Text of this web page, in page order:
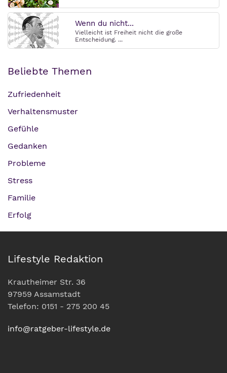
Wenn du nicht...
Vielleicht ist Freiheit nicht die große
Entscheidung. ...
Beliebte Themen
Zufriedenheit
Verhaltensmuster
Gefühle
Gedanken
Probleme
Stress
Familie
Erfolg
Lifestyle Redaktion
Krautheimer Str. 36
97959 Assamstadt
Telefon: 0151 - 275 200 45
info@ratgeber-lifestyle.de